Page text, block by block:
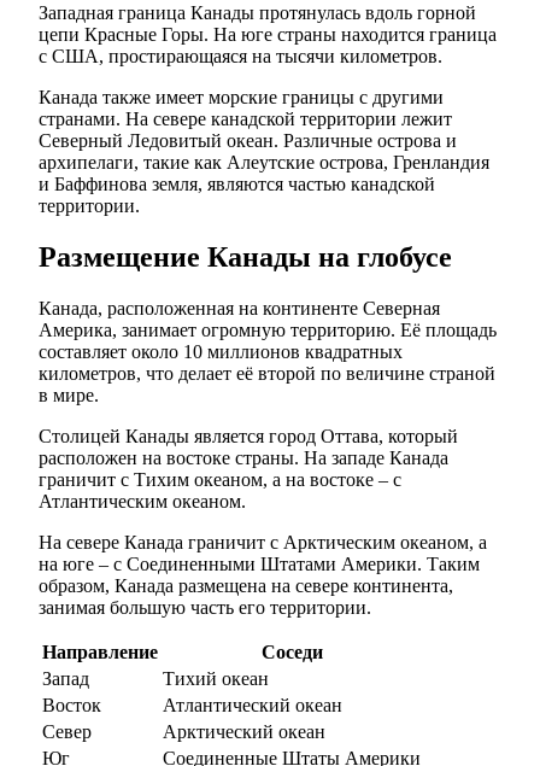
Западная граница Канады протянулась вдоль горной
цепи Красные Горы. На юге страны находится граница
с США, простирающаяся на тысячи километров.
Канада также имеет морские границы с другими
странами. На севере канадской территории лежит
Северный Ледовитый океан. Различные острова и
архипелаги, такие как Алеутские острова, Гренландия
и Баффинова земля, являются частью канадской
территории.
Размещение Канады на глобусе
Канада, расположенная на континенте Северная
Америка, занимает огромную территорию. Её площадь
составляет около 10 миллионов квадратных
километров, что делает её второй по величине страной
в мире.
Столицей Канады является город Оттава, который
расположен на востоке страны. На западе Канада
граничит с Тихим океаном, а на востоке – с
Атлантическим океаном.
На севере Канада граничит с Арктическим океаном, а
на юге – с Соединенными Штатами Америки. Таким
образом, Канада размещена на севере континента,
занимая большую часть его территории.
Направление
Соседи
Запад
Тихий океан
Восток
Атлантический океан
Север
Арктический океан
Юг
Соединенные Штаты Америки